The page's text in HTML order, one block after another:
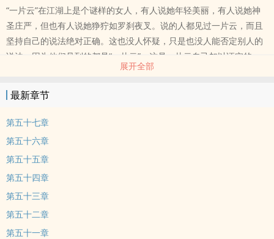
“一片云”在江湖上是个谜样的女人，有人说她年轻美丽，有人说她神
圣庄严，但也有人说她狰狞如罗刹夜叉。说的人都见过一片云，而且
坚持自己的说法绝对正确。这也没人怀疑，只是也没人能否定别人的
说法，因为他们见到的都是“一片云”，这是一片云自己加以证实的。
无论她以什么姿态出现，总是会发生一些很轰动的事，然后又留下些
致，用一条苍绿的丝带系着，展开手卷，雪白的宣纸上绘着一幅泼墨
的写意画。
展开全部
最新章节
第五十七章
第五十六章
第五十五章
第五十四章
第五十三章
第五十二章
第五十一章